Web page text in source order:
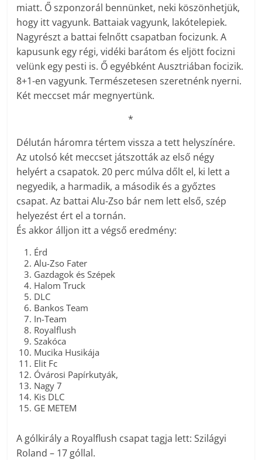
miatt. Ő szponzorál bennünket, neki köszönhetjük,
hogy itt vagyunk. Battaiak vagyunk, lakótelepiek.
Nagyrészt a battai felnőtt csapatban focizunk. A
kapusunk egy régi, vidéki barátom és eljött focizni
velünk egy pesti is. Ő egyébként Ausztriában focizik.
8+1-en vagyunk. Természetesen szeretnénk nyerni.
Két meccset már megnyertünk.
*
Délután háromra tértem vissza a tett helyszínére.
Az utolsó két meccset játszották az első négy
helyért a csapatok. 20 perc múlva dőlt el, ki lett a
negyedik, a harmadik, a második és a győztes
csapat. Az battai Alu-Zso bár nem lett első, szép
helyezést ért el a tornán.
És akkor álljon itt a végső eredmény:
Érd
Alu-Zso Fater
Gazdagok és Szépek
Halom Truck
DLC
Bankos Team
In-Team
Royalflush
Szakóca
Mucika Husikája
Elit Fc
Óvárosi Papírkutyák,
Nagy 7
Kis DLC
GE METEM
A gólkirály a Royalflush csapat tagja lett: Szilágyi
Roland – 17 góllal.